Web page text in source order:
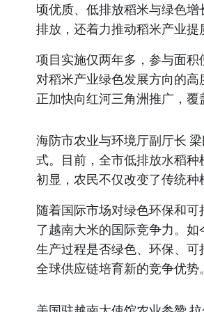
顷优质、低排放稻米与绿色
排放，还着力推动稻米产业
项目实施仅两年多，参与面
对稻米产业绿色发展方向的
正加快向红河三角洲推广，
海防市农业与环境厅副厅长
式。目前，全市低排放水稻
初显，农民不仅改变了传统
随着国际市场对绿色环保和
了越南大米的国际竞争力。
生产过程是否绿色、环保、
全球供应链培育新的竞争优势